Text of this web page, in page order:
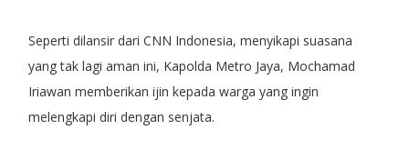
Seperti dilansir dari CNN Indonesia, menyikapi suasana
yang tak lagi aman ini, Kapolda Metro Jaya, Mochamad
Iriawan memberikan ijin kepada warga yang ingin
melengkapi diri dengan senjata.